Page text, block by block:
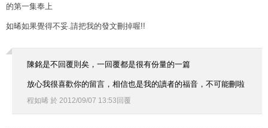
的第一集奉上
如晞如果覺得不妥.請把我的發文刪掉喔!!
陳銘是不回覆則矣，一回覆都是很有份量的一篇
放心我很喜歡你的留言，相信也是我的讀者的福音，不可能刪啦
程如晞 於 2012/09/07 13:53 回覆